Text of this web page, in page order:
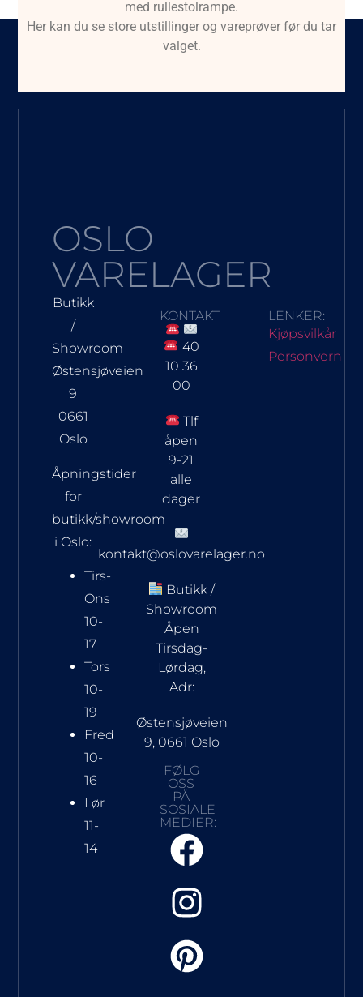
med rullestolrampe.
Her kan du se store utstillinger og vareprøver før du tar
valget.
OSLO
VARELAGER
Butikk
/
Showroom
Østensjøveien
9
0661
Oslo
Åpningstider
for
butikk/showroom
i Oslo:
Tirs-
Ons
10-
17
Tors
10-
19
Fred
10-
16
Lør
11-
14
KONTAKT
40
10 36
00
Tlf
åpen
9-21
alle
dager
kontakt@oslovarelager.no
Butikk /
Showroom
Åpen
Tirsdag-
Lørdag,
Adr:
Østensjøveien
9, 0661 Oslo
FØLG
OSS
PÅ
SOSIALE
MEDIER:
LENKER:
Kjøpsvilkår
Personvern